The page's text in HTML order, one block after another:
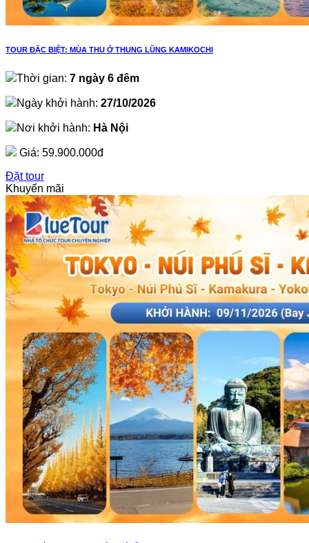
TOUR ĐẶC BIỆT: MÙA THU Ở THUNG LŨNG KAMIKOCHI
Thời gian: 7 ngày 6 đêm
Ngày khởi hành: 27/10/2026
Nơi khởi hành: Hà Nội
Giá: 59.900.000đ
Đặt tour
Khuyến mãi